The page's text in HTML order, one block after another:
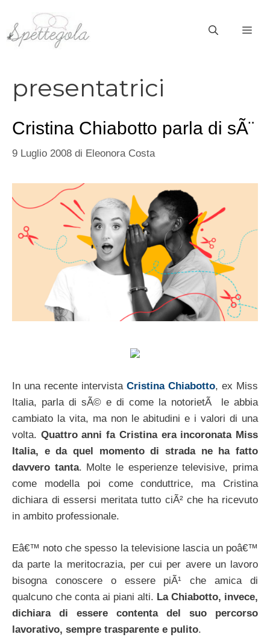
contenuto
presentatrici
Cristina Chiabotto parla di sÃ¨
9 Luglio 2008 di Eleonora Costa
In una recente intervista Cristina Chiabotto, ex Miss
Italia, parla di sÃ© e di come la notorietÃ le abbia
cambiato la vita, ma non le abitudini e i valori di una
volta. Quattro anni fa Cristina era incoronata Miss
Italia, e da quel momento di strada ne ha fatto
davvero tanta. Molte le esperienze televisive, prima
come modella poi come conduttrice, ma Cristina
dichiara di essersi meritata tutto ciÃ² che ha ricevuto
in ambito professionale.
Eâ€™ noto che spesso la televisione lascia un poâ€™
da parte la meritocrazia, per cui per avere un lavoro
bisogna conoscere o essere piÃ¹ che amica di
qualcuno che conta ai piani alti. La Chiabotto, invece,
dichiara di essere contenta del suo percorso
lavorativo, sempre trasparente e pulito.